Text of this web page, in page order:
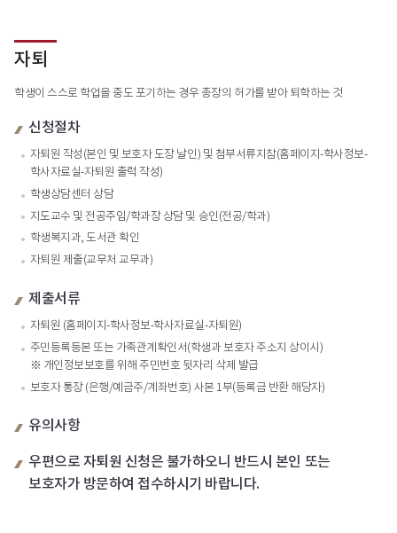
자퇴
학생이 스스로 학업을 중도 포기하는 경우 총장의 허가를 받아 퇴학하는 것
신청절차
자퇴원 작성(본인 및 보호자 도장 날인) 및 첨부서류지참(홈페이지-학사정보-
학사자료실-자퇴원 출럭 작성)
학생상담센터 상담
지도교수 및 전공주임/학과장 상담 및 승인(전공/학과)
학생복지과, 도서관 확인
자퇴원 제출(교무처 교무과)
제출서류
자퇴원 (홈페이지-학사정보-학사자료실-자퇴원)
주민등록등본 또는 가족관계확인서(학생과 보호자 주소지 상이시)
※ 개인정보보호를 위해 주민번호 뒷자리 삭제 발급
보호자 통장 (은행/예금주/계좌번호) 사본 1부(등록금 반환 해당자)
유의사항
우편으로 자퇴원 신청은 불가하오니 반드시 본인 또는
보호자가 방문하여 접수하시기 바랍니다.